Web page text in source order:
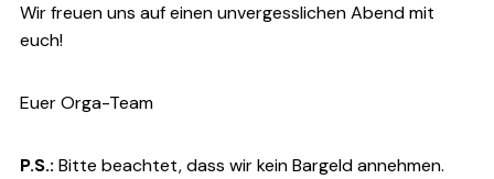
Wir freuen uns auf einen unvergesslichen Abend mit
euch!
Euer Orga-Team
P.S.: Bitte beachtet, dass wir kein Bargeld annehmen.